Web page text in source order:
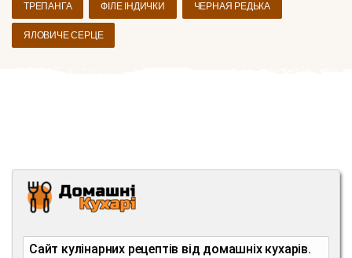
ТРЕПАНГА ФІЛЕ ІНДИЧКИ ЧЕРНАЯ РЕДЬКА
ЯЛОВИЧЕ СЕРЦЕ
Сайт кулінарних рецептів від домашніх кухарів.